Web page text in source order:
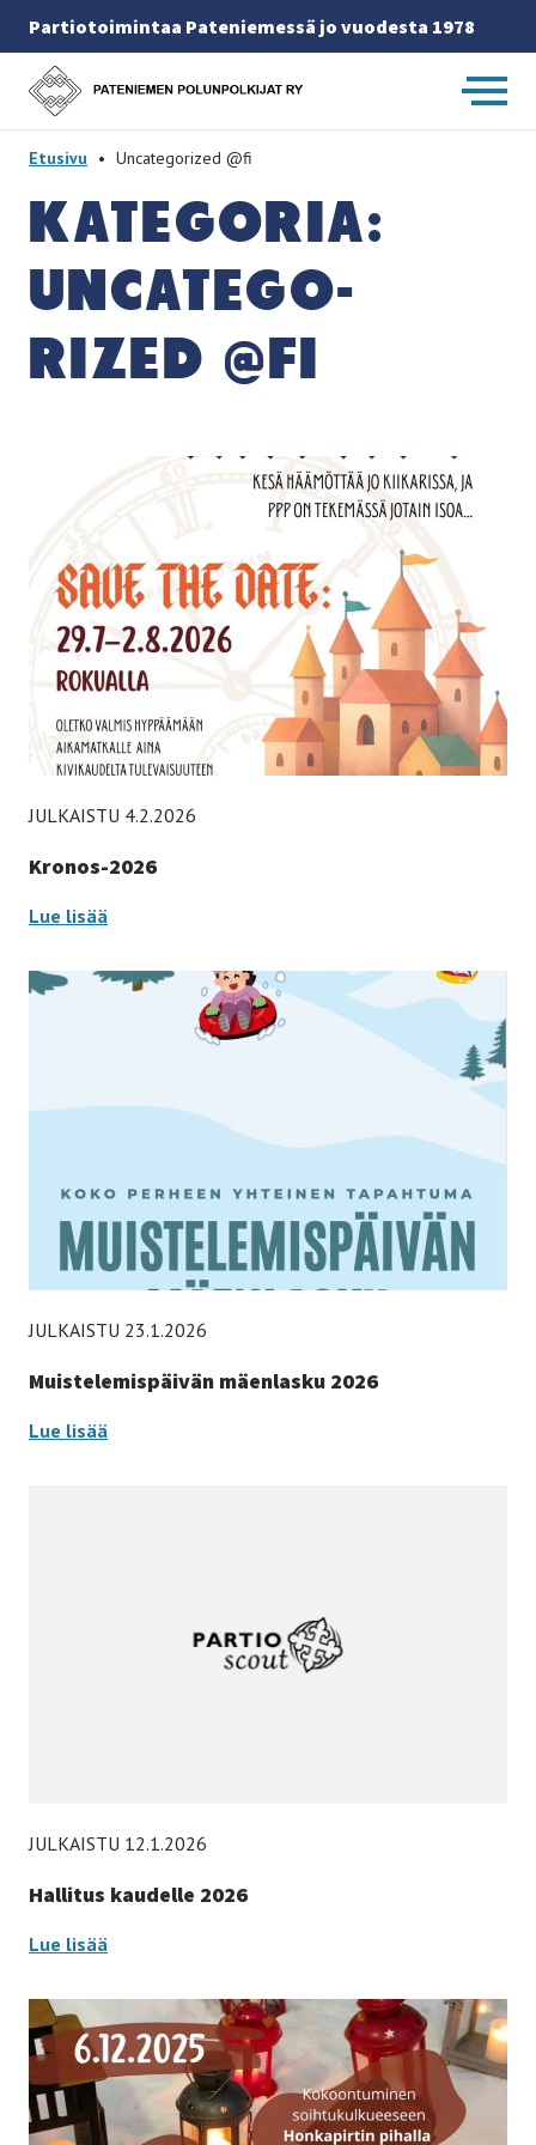
Partiotoimintaa Pateniemessä jo vuodesta 1978
Etusivulle
-
Etusivu • Uncategorized @fi
KA­TE­GO­RIA:
UNCA­TE­GO­
RIZED @FI
JULKAISTU 4.2.2026
Kronos-2026
Kronos-
-
Lue lisää
JULKAISTU 23.1.2026
Muistelemispäivän mäenlasku 2026
Muistelemispäivän
Lue lisää
JULKAISTU 12.1.2026
Hallitus kaudelle 2026
Hallitus
2026
-
Lue lisää